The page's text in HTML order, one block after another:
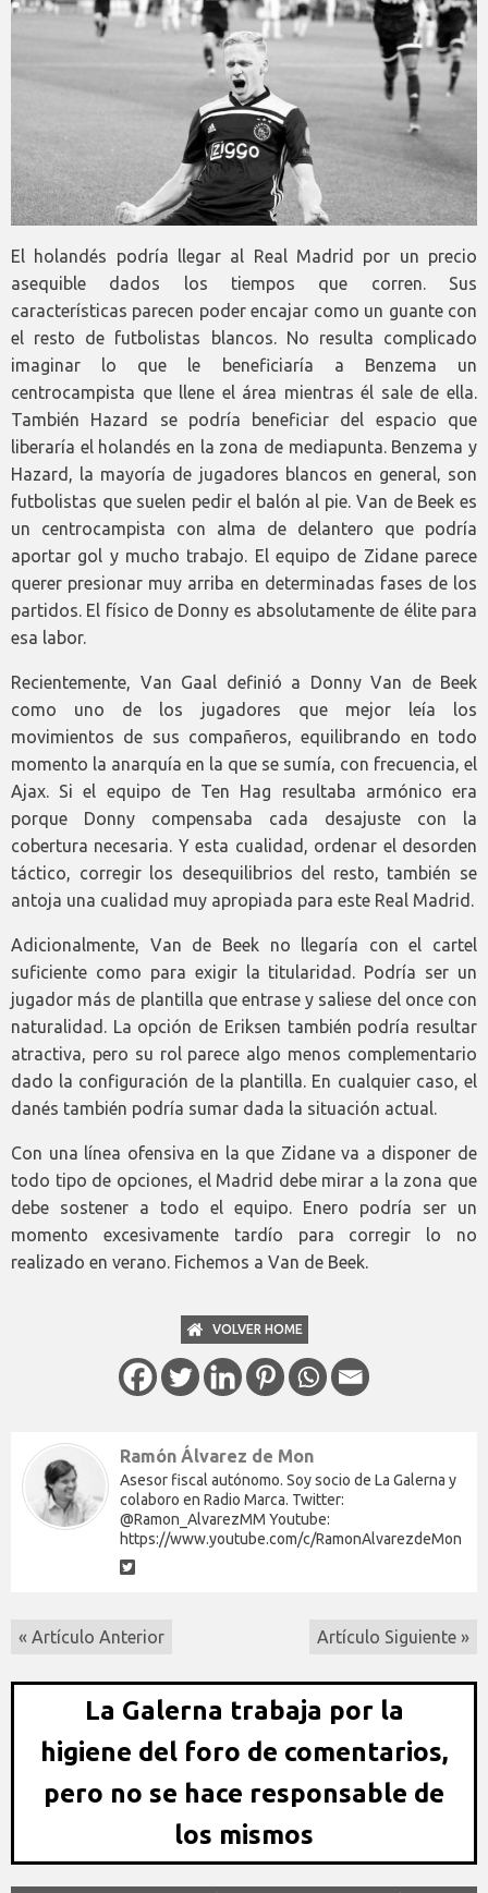
El holandés podría llegar al Real Madrid por un precio
asequible dados los tiempos que corren. Sus
características parecen poder encajar como un guante con
el resto de futbolistas blancos. No resulta complicado
imaginar lo que le beneficiaría a Benzema un
centrocampista que llene el área mientras él sale de ella.
También Hazard se podría beneficiar del espacio que
liberaría el holandés en la zona de mediapunta. Benzema y
Hazard, la mayoría de jugadores blancos en general, son
futbolistas que suelen pedir el balón al pie. Van de Beek es
un centrocampista con alma de delantero que podría
aportar gol y mucho trabajo. El equipo de Zidane parece
querer presionar muy arriba en determinadas fases de los
partidos. El físico de Donny es absolutamente de élite para
esa labor.
Recientemente, Van Gaal definió a Donny Van de Beek
como uno de los jugadores que mejor leía los
movimientos de sus compañeros, equilibrando en todo
momento la anarquía en la que se sumía, con frecuencia, el
Ajax. Si el equipo de Ten Hag resultaba armónico era
porque Donny compensaba cada desajuste con la
cobertura necesaria. Y esta cualidad, ordenar el desorden
táctico, corregir los desequilibrios del resto, también se
antoja una cualidad muy apropiada para este Real Madrid.
Adicionalmente, Van de Beek no llegaría con el cartel
suficiente como para exigir la titularidad. Podría ser un
jugador más de plantilla que entrase y saliese del once con
naturalidad. La opción de Eriksen también podría resultar
atractiva, pero su rol parece algo menos complementario
dado la configuración de la plantilla. En cualquier caso, el
danés también podría sumar dada la situación actual.
Con una línea ofensiva en la que Zidane va a disponer de
todo tipo de opciones, el Madrid debe mirar a la zona que
debe sostener a todo el equipo. Enero podría ser un
momento excesivamente tardío para corregir lo no
realizado en verano. Fichemos a Van de Beek.
VOLVER HOME
Ramón Álvarez de Mon
Asesor fiscal autónomo. Soy socio de La Galerna y
colaboro en Radio Marca. Twitter:
@Ramon_AlvarezMM Youtube:
https://www.youtube.com/c/RamonAlvarezdeMon
« Artículo Anterior Artículo Siguiente »
La Galerna trabaja por la
higiene del foro de comentarios,
pero no se hace responsable de
los mismos